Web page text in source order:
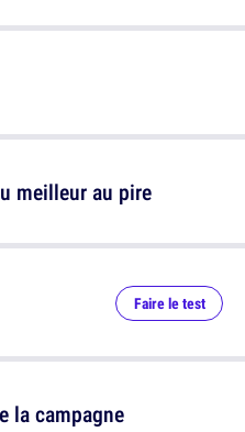
meilleur au pire
Faire le test
la campagne